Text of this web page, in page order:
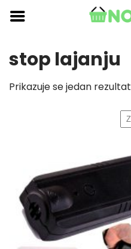
Skip
content
stop lajanju
Prikazuje se jedan rezultat